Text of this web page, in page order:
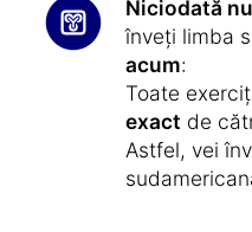
Niciodată
înveți limba
acum:
Toate
exact de
Astfel, vei